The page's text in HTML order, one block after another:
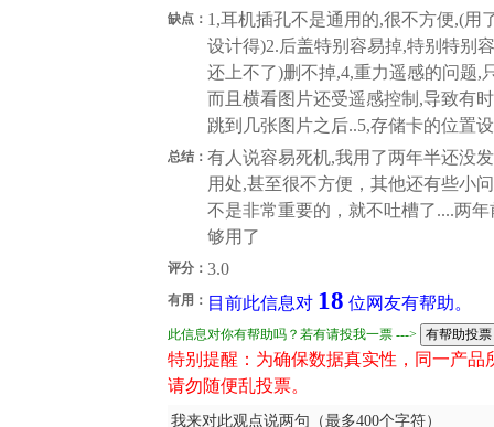
缺点： 1,耳机插孔不是通用的,很不方便,(用
设计得)2.后盖特别容易掉,特别特别
还上不了)删不掉,4,重力遥感的问题,
而且横看图片还受遥感控制,导致有
跳到几张图片之后..5,存储卡的位置
总结： 有人说容易死机,我用了两年半还没
用处,甚至很不方便，其他还有些小
不是非常重要的，就不吐槽了....两
够用了
评分： 3.0
有用： 目前此信息对 18 位网友有帮助。
此信息对你有帮助吗？若有请投我一票 --->
特别提醒：为确保数据真实性，同一产
请勿随便乱投票。
我来对此观点说两句（最多400个字符）